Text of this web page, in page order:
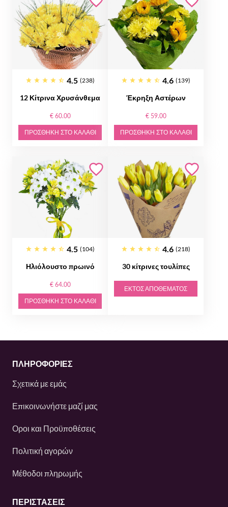
4.5 (238)
12 Κίτρινα Χρυσάνθεμα
€ 60.00
ΠΡΟΣΘΉΚΗ ΣΤΟ ΚΑΛΆΘΙ
4.6 (139)
Έκρηξη Αστέρων
€ 59.00
ΠΡΟΣΘΉΚΗ ΣΤΟ ΚΑΛΆΘΙ
4.5 (104)
Ηλιόλουστο πρωινό
€ 64.00
ΠΡΟΣΘΉΚΗ ΣΤΟ ΚΑΛΆΘΙ
4.6 (218)
30 κίτρινες τουλίπες
ΕΚΤΌΣ ΑΠΟΘΈΜΑΤΟΣ
ΠΛΗΡΟΦΟΡΙΕΣ
Σχετικά με εμάς
Επικοινωνήστε μαζί μας
Οροι και Προϋποθέσεις
Πολιτική αγορών
Μέθοδοι πληρωμής
ΠΕΡΙΣΤΆΣΕΙΣ